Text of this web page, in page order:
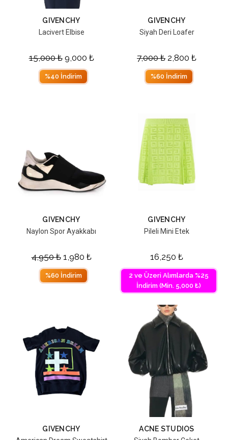
GIVENCHY
Lacivert Elbise
15,000₺ 9,000 ₺
%40 İndirim
GIVENCHY
Siyah Deri Loafer
7,000₺ 2,800 ₺
%60 İndirim
GIVENCHY
Naylon Spor Ayakkabı
4,950₺ 1,980 ₺
%60 İndirim
GIVENCHY
Pileli Mini Etek
16,250 ₺
2 ve Üzeri Alımlarda %25
İndirim (Min. 5,000 ₺)
GIVENCHY
ACNE STUDIOS